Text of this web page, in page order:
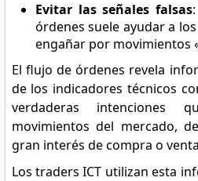
Evitar las señales falsas
órdenes suele ayudar a
engañar por movimientos
El flujo de órdenes revela
de los indicadores técnicos
verdaderas intenciones
movimientos del mercado,
gran interés de compra o
Los traders ICT utilizan esta